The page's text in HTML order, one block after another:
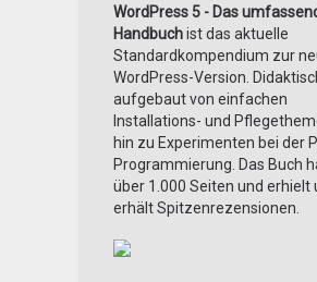
WordPress 5 - Das
Handbuchist das aktuelle
Standardkompendium zur
WordPress-Version.
aufgebaut von einfachen
Installations- und
hin zu Experimenten bei der
Programmierung. Das Buch
über 1.000 Seiten und erhielt
erhält Spitzenrezensionen.